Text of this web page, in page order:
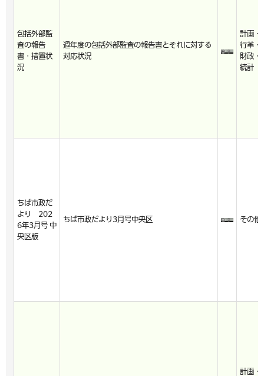
包括外部監
査の報告
書・措置状
況
過年度の包括外部監査の報告書とそれに対する
対応状況
計画・
行革・
財政・
統計
ちば市政だ
より 202
6年3月号 中
央区版
ちば市政だより3月号中央区 その他
計画・